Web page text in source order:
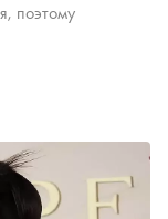
поэтому